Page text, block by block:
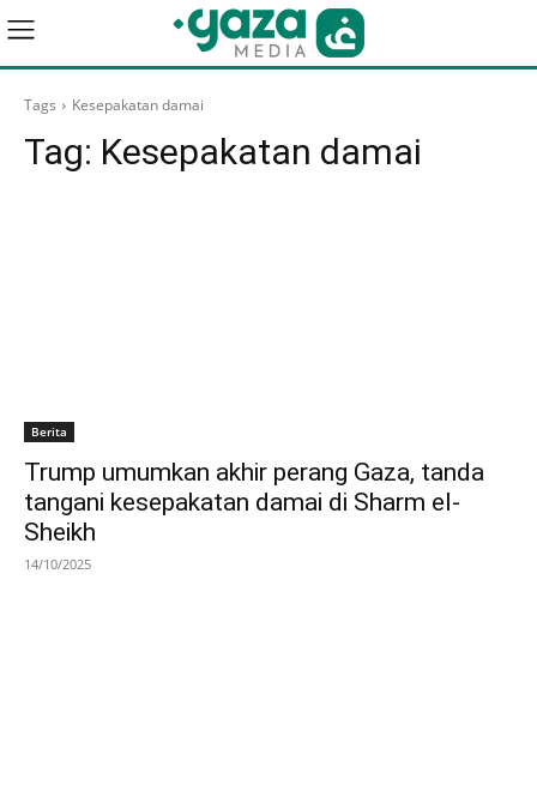
Tags Kesepakatan damai
Tag: Kesepakatan damai
Berita
Trump umumkan akhir perang Gaza, tanda
tangani kesepakatan damai di Sharm el-
Sheikh
14/10/2025